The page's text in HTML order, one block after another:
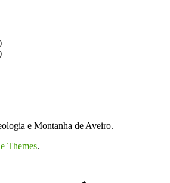
e Montanha de Aveiro.
Themes.